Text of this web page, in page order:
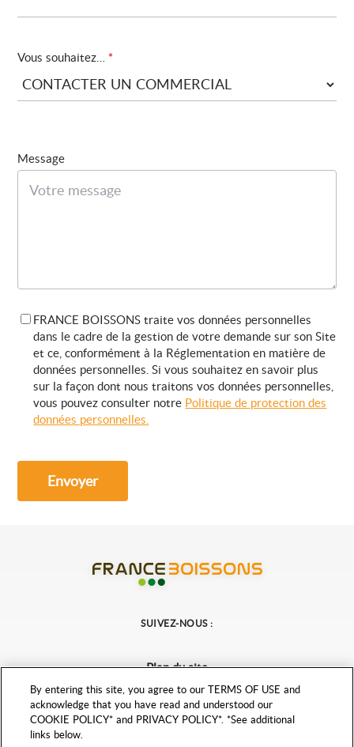
Vous souhaitez…*
Message
FRANCE BOISSONS traite vos données personnelles
dans le cadre de la gestion de votre demande sur son Site
et ce, conformément à la Réglementation en matière de
données personnelles. Si vous souhaitez en savoir plus
sur la façon dont nous traitons vos données personnelles,
vous pouvez consulter notre Politique de protection des
données personnelles.
Envoyer
SUIVEZ-NOUS :
Plan du site
Mentions légales
Politique de protection des données personnelles
Paramètres de confidentialité
By entering this site, you agree to our TERMS OF USE and
acknowledge that you have read and understood our
COOKIE POLICY* and PRIVACY POLICY*. *See additional
links below.